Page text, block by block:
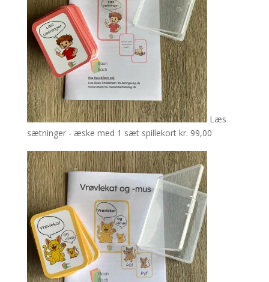
Læs
sætninger - æske med 1 sæt spillekort kr. 99,00